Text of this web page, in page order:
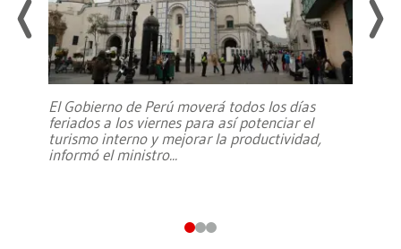
El Gobierno de Perú moverá todos los días
feriados a los viernes para así potenciar el
turismo interno y mejorar la productividad,
informó el ministro...